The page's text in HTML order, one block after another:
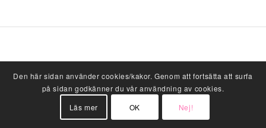
Den här sidan använder cookies/kakor. Genom att fortsätta att surfa
på sidan godkänner du vår användning av cookies.
Läs mer
OK Nej!